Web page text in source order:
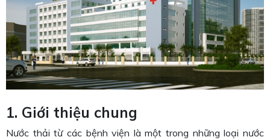
1. Giới thiệu chung
Nước thải từ các bệnh viện là một trong những loại nước